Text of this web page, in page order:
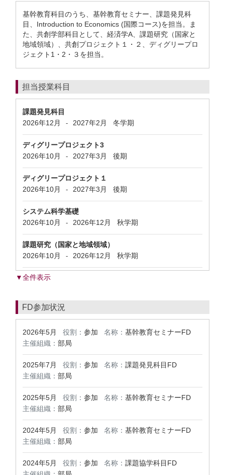
基幹教育科目のうち、基幹教育セミナー、課題発見科
目、Introduction to Economics (国際コース)を担当。ま
た、共創学部科目として、経済学A、課題研究（国家と
地域領域）、共創プロジェクト１・２、ディグリープロ
ジェクト1・2・３を担当。
担当授業科目
課題発見科目
2026年12月
- 2027年2月 冬学期
ディグリープロジェクト3
2026年10月
- 2027年3月 後期
ディグリープロジェクト１
2026年10月
- 2027年3月 後期
システム科学基礎
2026年10月
- 2026年12月 秋学期
課題研究（国家と地域領域）
2026年10月
- 2026年12月 秋学期
▼全件表示
FD参加状況
2026年5月 役割： 参加 名称： 基幹教育セミナーFD
主催組織： 部局
2025年7月 役割： 参加 名称： 課題発見科目FD
主催組織： 部局
2025年5月 役割： 参加 名称： 基幹教育セミナーFD
主催組織： 部局
2024年5月 役割： 参加 名称： 基幹教育セミナーFD
主催組織： 部局
2024年5月 役割： 参加 名称： 課題協学科目FD